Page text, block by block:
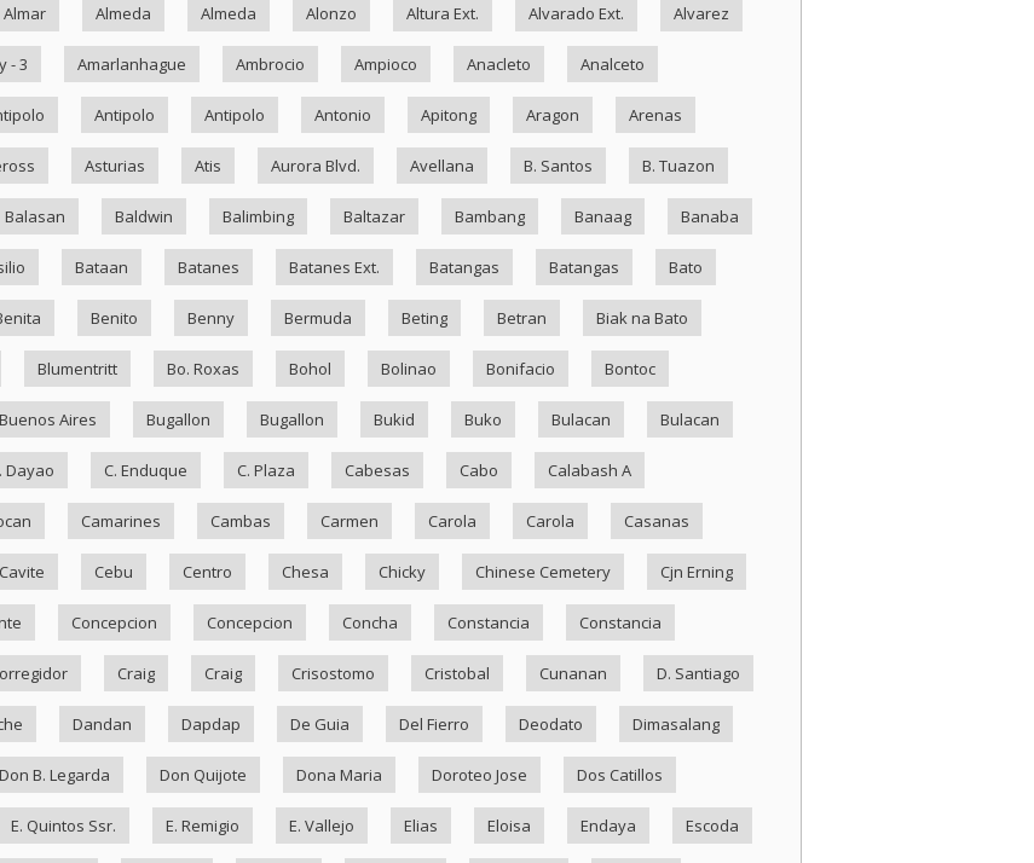
Almar Almeda Almeda Alonzo Altura Ext. Alvarado Ext. Alvarez
- 3 Amarlanhague Ambrocio Ampioco Anacleto Analceto
Antipolo Antipolo Antonio Apitong Aragon Arenas
Asturias Atis Aurora Blvd. Avellana B. Santos B. Tuazon
Balasan Baldwin Balimbing Baltazar Bambang Banaag Banaba
Bataan Batanes Batanes Ext. Batangas Batangas Bato
Benito Benny Bermuda Beting Betran Biak na Bato
Blumentritt Bo. Roxas Bohol Bolinao Bonifacio Bontoc
Buenos Aires Bugallon Bugallon Bukid Buko Bulacan Bulacan
Dayao C. Enduque C. Plaza Cabesas Cabo Calabash A
Camarines Cambas Carmen Carola Carola Casanas
Cavite Cebu Centro Chesa Chicky Chinese Cemetery Cjn Erning
Concepcion Concepcion Concha Constancia Constancia
Craig Craig Crisostomo Cristobal Cunanan D. Santiago
Dandan Dapdap De Guia Del Fierro Deodato Dimasalang
Don B. Legarda Don Quijote Dona Maria Doroteo Jose Dos Catillos
E. Quintos Ssr. E. Remigio E. Vallejo Elias Eloisa Endaya Escoda